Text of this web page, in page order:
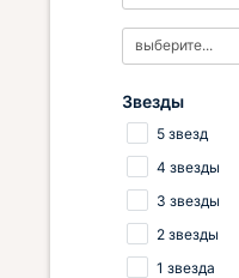
выберите...
Звезды
5 звезд
4 звезды
3 звезды
2 звезды
1 звезда